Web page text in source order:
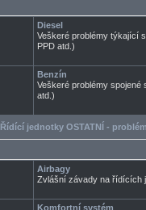
Diesel
Veškeré problémy týkající
PPD atd.)
Benzín
Veškeré problémy
atd.)
Řídící jednotky OSTATNÍ -
Airbagy
Zvlášní závady na řídících
Komfortní systém